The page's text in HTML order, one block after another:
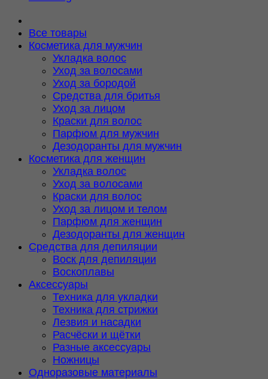
Все товары
Косметика для мужчин
Укладка волос
Уход за волосами
Уход за бородой
Средства для бритья
Уход за лицом
Краски для волос
Парфюм для мужчин
Дезодоранты для мужчин
Косметика для женщин
Укладка волос
Уход за волосами
Краски для волос
Уход за лицом и телом
Парфюм для женщин
Дезодоранты для женщин
Средства для депиляции
Воск для депиляции
Воскоплавы
Аксессуары
Техника для укладки
Техника для стрижки
Лезвия и насадки
Расчёски и щётки
Разные аксессуары
Ножницы
Одноразовые материалы